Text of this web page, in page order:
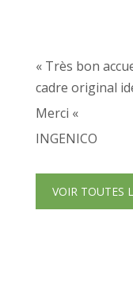
« Très bon
cadre original
Merci «
INGENICO
VOIR TOUTES